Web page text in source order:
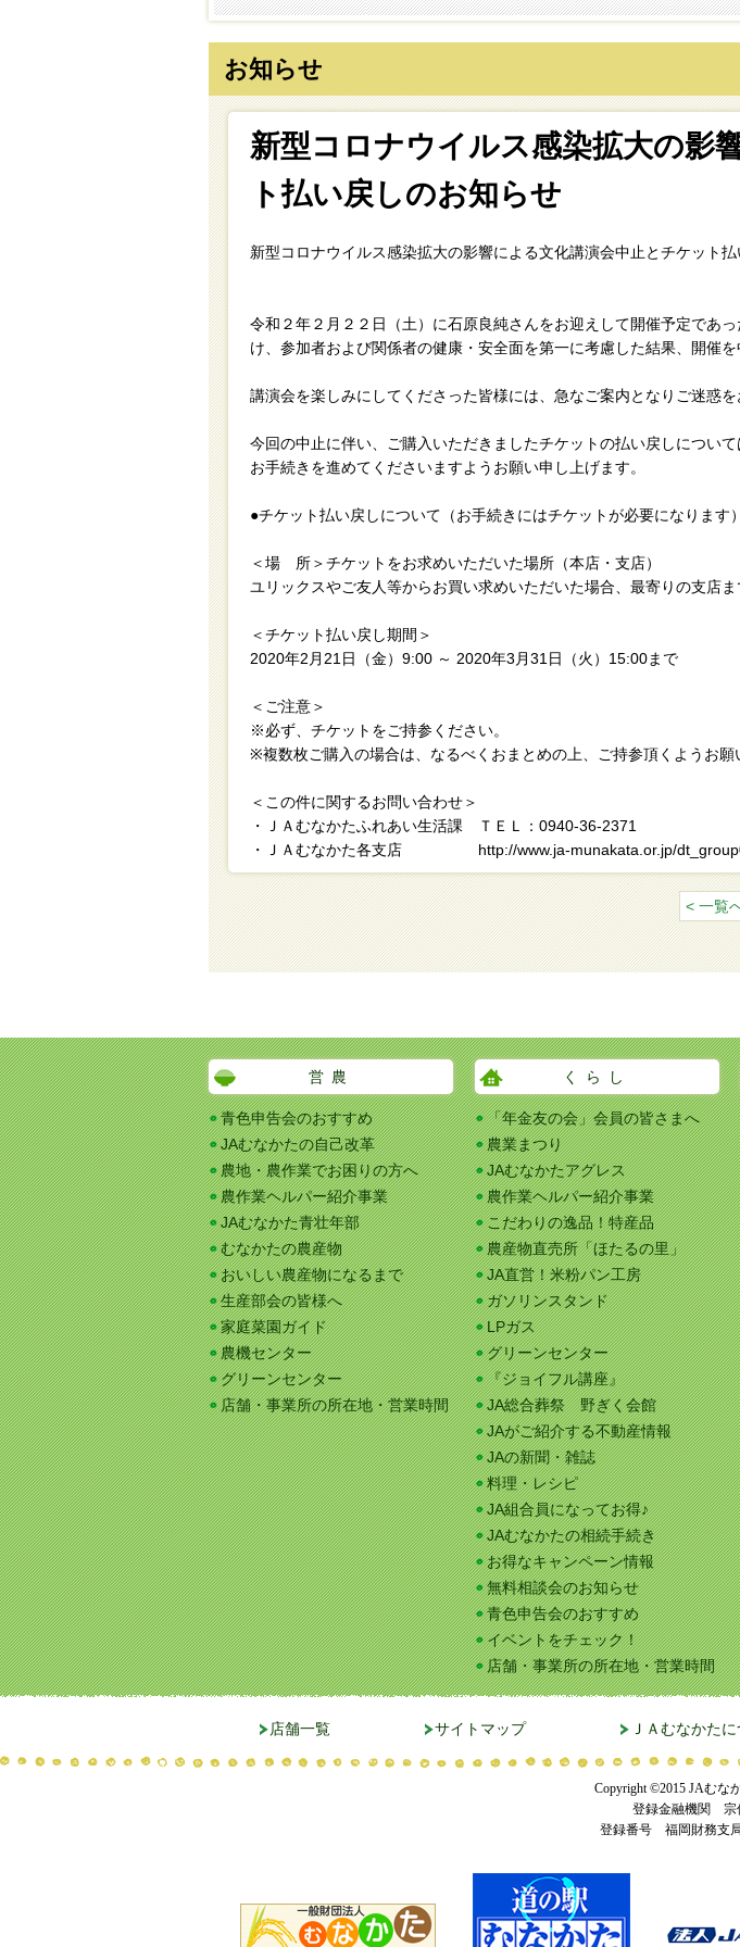
お知らせ
新型コロナウイルス感染拡大の影
ト払い戻しのお知らせ
新型コロナウイルス感染拡大の影響による文化講演会中止とチケット
令和２年２月２２日（土）に石原良純さんをお迎えして開催予定であ
け、参加者および関係者の健康・安全面を第一に考慮した結果、開催を
講演会を楽しみにしてくださった皆様には、急なご案内となりご迷惑
今回の中止に伴い、ご購入いただきましたチケットの払い戻しについ
お手続きを進めてくださいますようお願い申し上げます。
●チケット払い戻しについて（お手続きにはチケットが必要になります）
＜場 所＞チケットをお求めいただいた場所（本店・支店）
ユリックスやご友人等からお買い求めいただいた場合、最寄りの支店ま
＜チケット払い戻し期間＞
2020年2月21日（金）9:00 ～ 2020年3月31日（火）15:00まで
＜ご注意＞
※必ず、チケットをご持参ください。
※複数枚ご購入の場合は、なるべくおまとめの上、ご持参頂くようお願
＜この件に関するお問い合わせ＞
・ＪＡむなかたふれあい生活課 ＴＥＬ：0940-36-2371
・ＪＡむなかた各支店 http://www.ja-munakata.or.jp/
< 一覧
営農
青色申告会のおすすめ
JAむなかたの自己改革
農地・農作業でお困りの方へ
農作業ヘルパー紹介事業
JAむなかた青壮年部
むなかたの農産物
おいしい農産物になるまで
生産部会の皆様へ
家庭菜園ガイド
農機センター
グリーンセンター
店舗・事業所の所在地・営業時間
くらし
「年金友の会」会員の皆さまへ
農業まつり
JAむなかたアグレス
農作業ヘルパー紹介事業
こだわりの逸品！特産品
農産物直売所「ほたるの里」
JA直営！米粉パン工房
ガソリンスタンド
LPガス
グリーンセンター
『ジョイフル講座』
JA総合葬祭 野ぎく会館
JAがご紹介する不動産情報
JAの新聞・雑誌
料理・レシピ
JA組合員になってお得♪
JAむなかたの相続手続き
お得なキャンペーン情報
無料相談会のお知らせ
青色申告会のおすすめ
イベントをチェック！
店舗・事業所の所在地・営業時間
店舗一覧 サイトマップ ＪＡむなかた
Copyright ©2015 JAむな
登録金融機関 宗
登録番号 福岡財務支